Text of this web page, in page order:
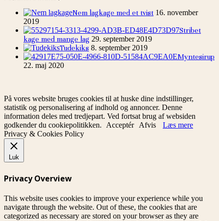
Nem lagkage med et tvist 16. november
2019
Stribet
kage med mange lag 29. september 2019
Tudekiks 8. september 2019
Myntesirup
22. maj 2020
På vores website bruges cookies til at huske dine indstillinger,
statistik og personalisering af indhold og annoncer. Denne
information deles med tredjepart. Ved fortsat brug af websiden
godkender du cookiepolitikken.
Acceptér Afvis
Læs mere
Privacy & Cookies Policy
Luk
Privacy Overview
This website uses cookies to improve your experience while you
navigate through the website. Out of these, the cookies that are
categorized as necessary are stored on your browser as they are